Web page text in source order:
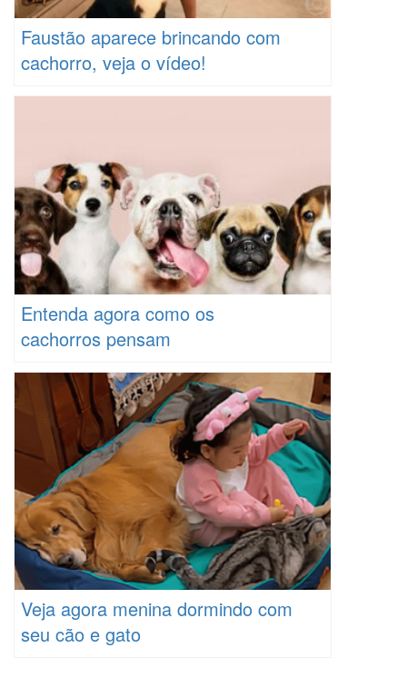
Faustão aparece brincando com
cachorro, veja o vídeo!
Entenda agora como os
cachorros pensam
Veja agora menina dormindo com
seu cão e gato